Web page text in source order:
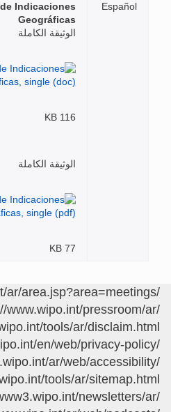
Español
Indicaciones
Geográficas
الوثيقة الكاملة
116 KB
الوثيقة الكاملة
77 KB
/contact/ar/area.jsp?area=meetings
www.wipo.int/pressroom/ar/
tools/ar/disclaim.html
en/web/privacy-policy/
ar/web/accessibility/
tools/ar/sitemap.html
newsletters/ar/